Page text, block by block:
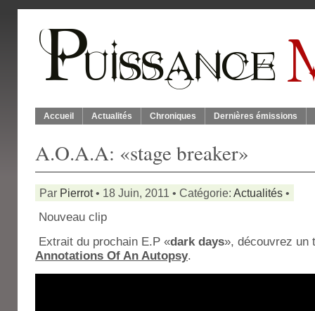
Accueil Actualités Chroniques Dernières émissions
A.O.A.A: «stage breaker»
Par Pierrot• 18 Juin, 2011 • Catégorie: Actualités •
Nouveau clip
Extrait du prochain E.P «dark days», découvrez un
Annotations Of An Autopsy.